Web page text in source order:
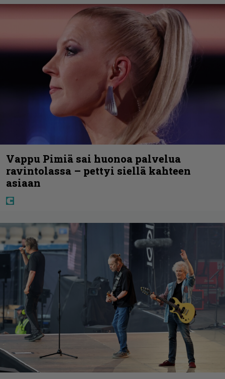
Vappu Pimiä sai huonoa palvelua
ravintolassa – pettyi siellä kahteen
asiaan